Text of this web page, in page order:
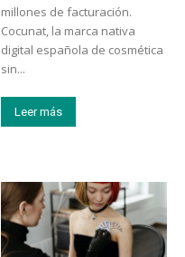
millones de facturación.
Cocunat, la marca nativa
digital española de cosmética
sin...
Leer más